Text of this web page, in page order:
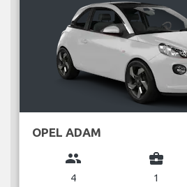
OPEL ADAM
group
4
business_center
1